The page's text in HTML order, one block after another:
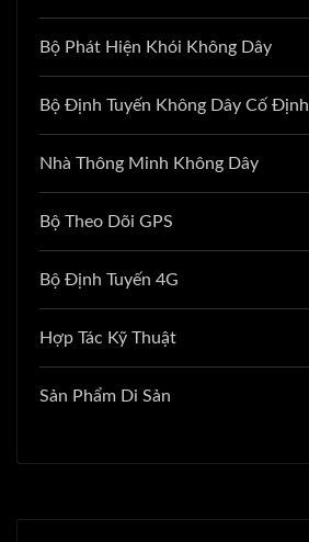
Bộ Phát Hiện Khói Không Dây
Bộ Định Tuyến Không Dây Cố Định
Nhà Thông Minh Không Dây
Bộ Theo Dõi GPS
Bộ Định Tuyến 4G
Hợp Tác Kỹ Thuật
Sản Phẩm Di Sản